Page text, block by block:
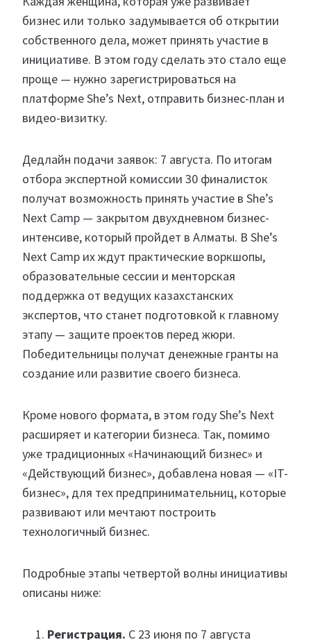
бизнес или только задумывается об открытии
собственного дела, может принять участие в
инициативе. В этом году сделать это стало еще
проще — нужно зарегистрироваться на
платформе She’s Next, отправить бизнес-план и
видео-визитку.
Дедлайн подачи заявок: 7 августа. По итогам
отбора экспертной комиссии 30 финалисток
получат возможность принять участие в She’s
Next Camp — закрытом двухдневном бизнес-
интенсиве, который пройдет в Алматы. В She’s
Next Camp их ждут практические воркшопы,
образовательные сессии и менторская
поддержка от ведущих казахстанских
экспертов, что станет подготовкой к главному
этапу — защите проектов перед жюри.
Победительницы получат денежные гранты на
создание или развитие своего бизнеса.
Кроме нового формата, в этом году She’s Next
расширяет и категории бизнеса. Так, помимо
уже традиционных «Начинающий бизнес» и
«Действующий бизнес», добавлена новая — «IT-
бизнес», для тех предпринимательниц, которые
развивают или мечтают построить
технологичный бизнес.
Подробные этапы четвертой волны инициативы
описаны ниже:
Регистрация. С 23 июня по 7 августа